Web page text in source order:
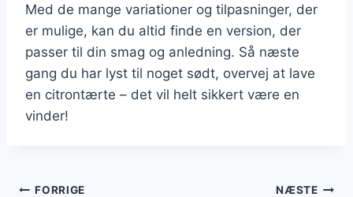
Med de mange variationer og tilpasninger, der
er mulige, kan du altid finde en version, der
passer til din smag og anledning. Så næste
gang du har lyst til noget sødt, overvej at lave
en citrontærte – det vil helt sikkert være en
vinder!
FORRIGE NÆSTE